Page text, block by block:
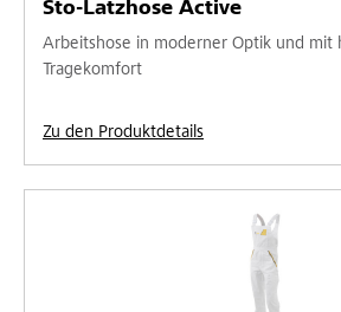
Sto-Latzhose Active
Arbeitshose in moderner Optik und mit
Tragekomfort
Zu den Produktdetails